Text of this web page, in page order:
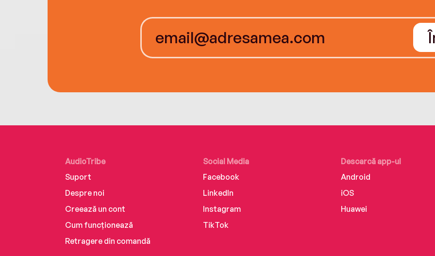
AudioTribe
Suport
Despre noi
Creează un cont
Cum funcționează
Retragere din comandă
Social Media
Facebook
LinkedIn
Instagram
TikTok
Descarcă app-ul
Android
iOS
Huawei